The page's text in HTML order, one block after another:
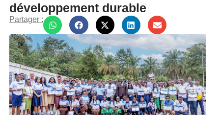
développement durable
Partager :